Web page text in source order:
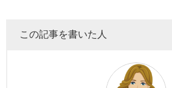
この記事を書いた人